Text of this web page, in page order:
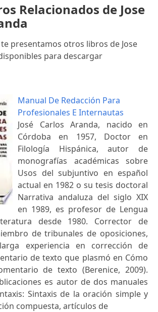
Relacionados de Jose
presentamos otros libros de Jose
para descargar
Manual De Redacción Para
Profesionales E Internautas
José Carlos Aranda, nacido en
Córdoba en 1957, Doctor en
Filología Hispánica, autor de
monografías académicas sobre
Usos del subjuntivo en español
actual en 1982 o su tesis doctoral
Narrativa andaluza del siglo XIX
en 1989, es profesor de Lengua
desde 1980. Corrector de
de tribunales de oposiciones,
experiencia en corrección de
de texto que plasmó en Cómo
de texto (Berenice, 2009).
es autor de dos manuales
Sintaxis de la oración simple y
compuesta, artículos de